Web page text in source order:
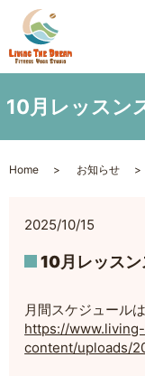
10月レッスン
Home お知らせ
2025/10/15
10月レッス
月間スケジュール
https://
content/uploads/